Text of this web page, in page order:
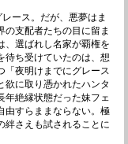
ース。だが、悪夢はま
支配者たちの目に留ま
、選ばれし名家が覇権を
待ち受けていたのは、想
「夜明けまでにグレース
欲に取り憑かれたハンタ
年絶縁状態だった妹フェ
由すらままならない。極
絆さえも試されることに